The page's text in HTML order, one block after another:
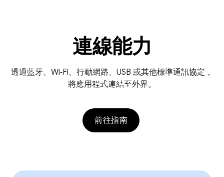
連線能力
透過藍牙、Wi‑Fi、行動網路、USB 或其他標準通訊協定，
將應用程式連結至外界。
前往指南